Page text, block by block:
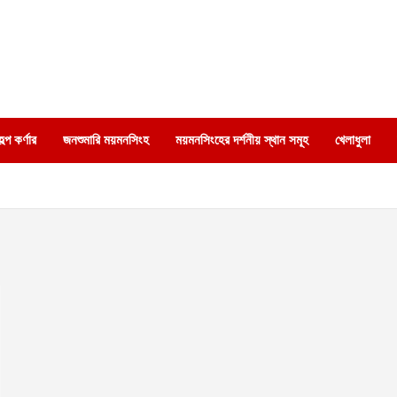
কর্ণার জনশুমারি ময়মনসিংহ ময়মনসিংহের দর্শনীয় স্থান সমূহ খেলাধুলা